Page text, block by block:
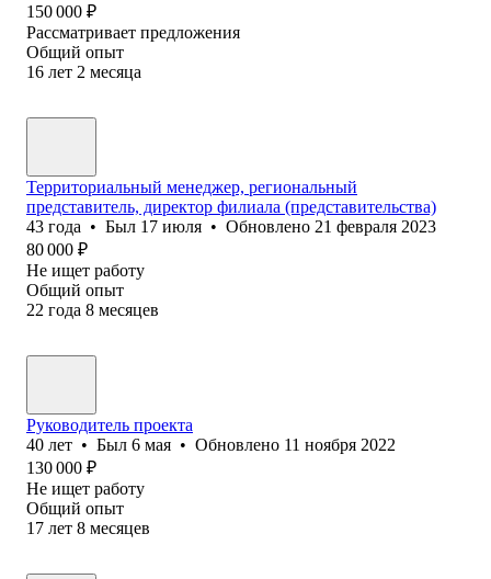
150 000 ₽
Рассматривает предложения
Общий опыт
16 лет 2 месяца
Территориальный менеджер, региональный
представитель, директор филиала (представительства)
43 года • Был 17 июля • Обновлено 21 февраля 2023
80 000 ₽
Не ищет работу
Общий опыт
22 года 8 месяцев
Руководитель проекта
40 лет • Был 6 мая • Обновлено 11 ноября 2022
130 000 ₽
Не ищет работу
Общий опыт
17 лет 8 месяцев